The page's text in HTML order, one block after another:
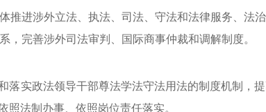
进涉外立法、执法、司法、守法和法律服务、法
，完善涉外司法审判、国际商事仲裁和调解制度。
实政法领导干部尊法学法守法用法的制度机制，
照法制办事、依照岗位责任落实。